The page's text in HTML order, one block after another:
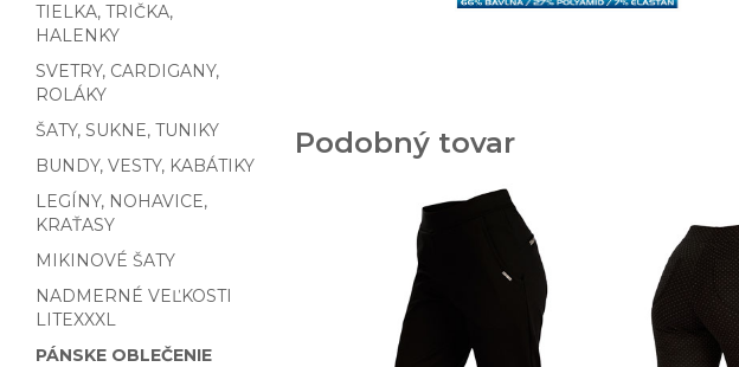
TIELKA, TRIČKA,
HALENKY
SVETRY, CARDIGANY,
ROLÁKY
ŠATY, SUKNE, TUNIKY
BUNDY, VESTY, KABÁTIKY
LEGÍNY, NOHAVICE,
KRAŤASY
MIKINOVÉ ŠATY
NADMERNÉ VEĽKOSTI
LITEXXXL
PÁNSKE OBLEČENIE
Podobný tovar